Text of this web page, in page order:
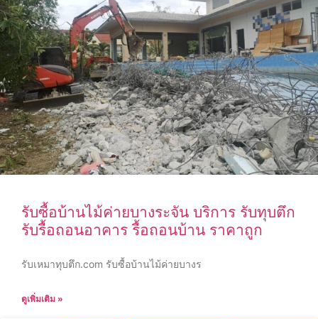
รับซื้อบ้านไม้ค่ายบางระจัน บริการ รับทุบตึก
รับรื้อถอนอาคาร รื้อถอนบ้าน ราคาถูก
รับเหมาทุบตึก.com รับซื้อบ้านไม้ค่ายบางร
ดูเพิ่มเติม »